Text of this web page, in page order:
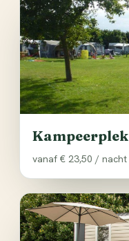
Kampeerplek
vanaf € 23,50 / nacht